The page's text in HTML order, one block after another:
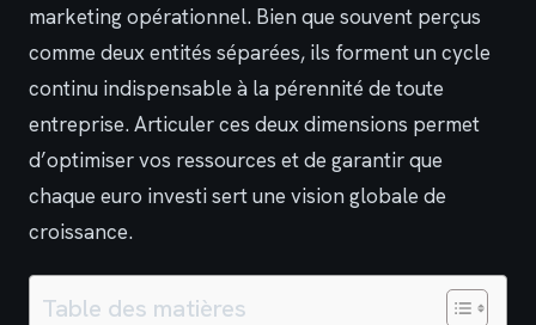
marketing opérationnel. Bien que souvent perçus
comme deux entités séparées, ils forment un cycle
continu indispensable à la pérennité de toute
entreprise. Articuler ces deux dimensions permet
d’optimiser vos ressources et de garantir que
chaque euro investi sert une vision globale de
croissance.
Table des matières